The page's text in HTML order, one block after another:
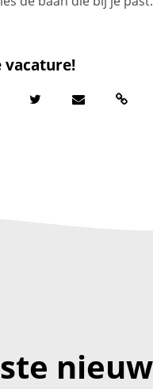
vacature!